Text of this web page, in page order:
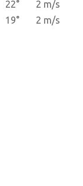
22°
2 m/s
19° 2 m/s